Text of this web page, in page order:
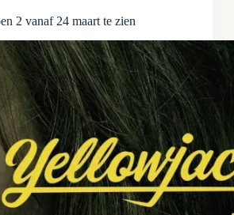
2 vanaf 24 maart te zien